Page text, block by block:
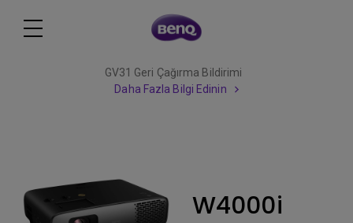
GV31 Geri Çağırma Bildirimi
Daha Fazla Bilgi Edinin
W4000i